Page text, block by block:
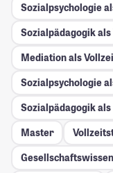
Sozialpsychologie
Sozialpädagogik
Mediation als
Sozialpsychologie
Sozialpädagogik
Master